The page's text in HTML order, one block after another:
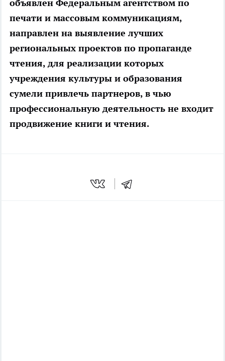
объявлен Федеральным агентством по
печати и массовым коммуникациям,
направлен на выявление лучших
региональных проектов по пропаганде
чтения, для реализации которых
учреждения культуры и образования
сумели привлечь партнеров, в чью
профессиональную деятельность не входит
продвижение книги и чтения.